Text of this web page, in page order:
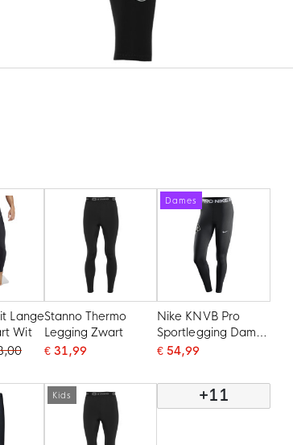
Lange
Wit
Stanno Thermo
Legging Zwart
€ 31,99
Dames
Nike KNVB Pro
Sportlegging Dames
Zwart Wit
€ 54,99
Kids +11